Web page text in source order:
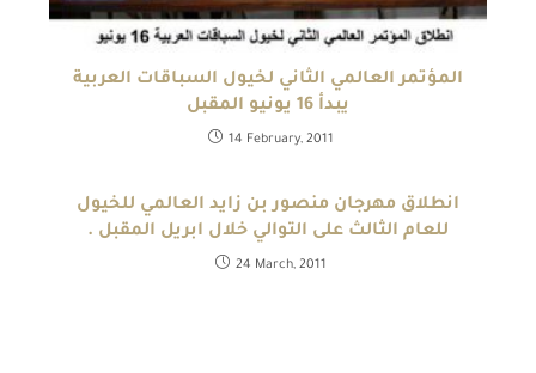
المؤتمر العالمي الثاني لخيول السباقات العربية
يبدأ 16 يونيو المقبل
14 February, 2011
انطلاق مهرجان منصور بن زايد العالمي للخيول
للعام الثالث على التوالي خلال ابريل المقبل .
24 March, 2011